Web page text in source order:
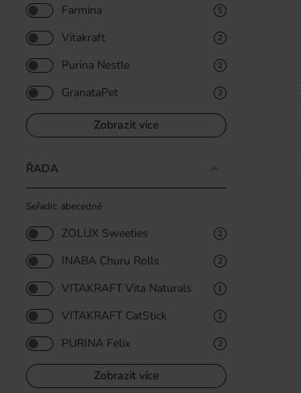
Farmina 5
Vitakraft 2
Purina Nestle 2
GranataPet 2
Zobrazit více
ŘADA
Seřadit: abecedně
ZOLUX Sweeties 2
INABA Churu Rolls 2
VITAKRAFT Vita Naturals 1
VITAKRAFT CatStick 1
PURINA Felix 2
Zobrazit více